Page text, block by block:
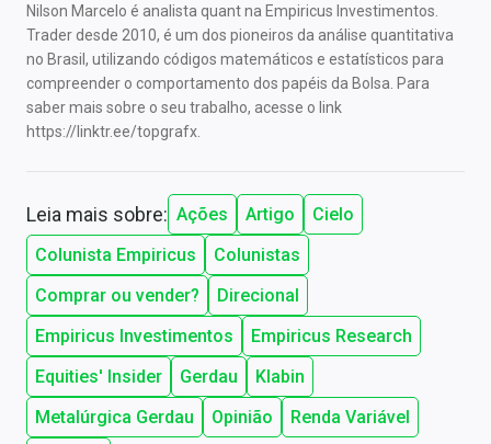
Nilson Marcelo é analista quant na Empiricus Investimentos.
Trader desde 2010, é um dos pioneiros da análise quantitativa
no Brasil, utilizando códigos matemáticos e estatísticos para
compreender o comportamento dos papéis da Bolsa. Para
saber mais sobre o seu trabalho, acesse o link
https://linktr.ee/topgrafx.
Leia mais sobre: Ações Artigo
Cielo
Colunista Empiricus
Colunistas
Comprar ou vender?
Direcional
Empiricus Investimentos
Empiricus Research
Equities' Insider
Gerdau
Klabin
Metalúrgica Gerdau
Opinião
Renda Variável